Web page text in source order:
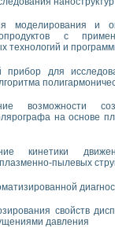
моделирования и
с
технологий и
прибор для
возможности
на основе
кинетики
пылевых
свойств
давления